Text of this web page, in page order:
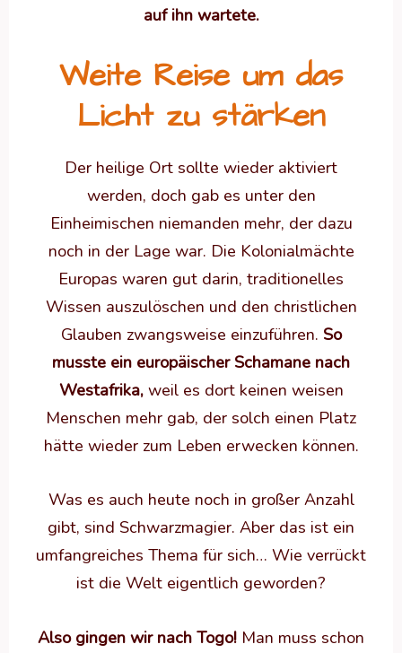
auf ihn wartete.
Weite Reise um das
Licht zu stärken
Der heilige Ort sollte wieder aktiviert
werden, doch gab es unter den
Einheimischen niemanden mehr, der dazu
noch in der Lage war. Die Kolonialmächte
Europas waren gut darin, traditionelles
Wissen auszulöschen und den christlichen
Glauben zwangsweise einzuführen. So
musste ein europäischer Schamane nach
Westafrika,weil es dort keinen weisen
Menschen mehr gab, der solch einen Platz
hätte wieder zum Leben erwecken können.
Was es auch heute noch in großer Anzahl
gibt, sind Schwarzmagier. Aber das ist ein
umfangreiches Thema für sich… Wie verrückt
ist die Welt eigentlich geworden?
Also gingen wir nach Togo! Man muss schon